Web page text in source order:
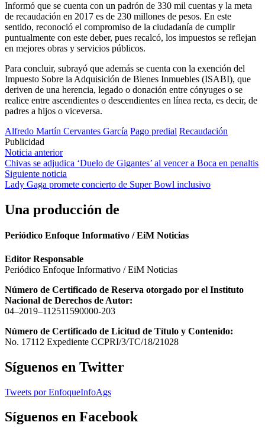
Informó que se cuenta con un padrón de 330 mil cuentas y la meta
de recaudación en 2017 es de 230 millones de pesos. En este
sentido, reconoció el compromiso de la ciudadanía de cumplir
puntualmente con este deber, pues recalcó, los impuestos se reflejan
en mejores obras y servicios públicos.
Para concluir, subrayó que además se cuenta con la exención del
Impuesto Sobre la Adquisición de Bienes Inmuebles (ISABI), que
deriven de una herencia, legado o donación entre cónyuges o se
realice entre ascendientes o descendientes en línea recta, es decir, de
padres a hijos o viceversa.
Alfredo Martín Cervantes García Pago predial Recaudación
Publicidad
Navegación
de
entradas
Noticia anterior
Chivas se adjudica ‘Duelo de Gigantes’ al vencer a Boca en penaltis
Siguiente noticia
Lady Gaga promete concierto de Super Bowl inclusivo
Una producción de
Periódico Enfoque Informativo / EiM Noticias
Editor Responsable
Periódico Enfoque Informativo / EiM Noticias
Número de Certificado de Reserva otorgado por el Instituto
Nacional de Derechos de Autor:
04–2019–112511590000-203
Número de Certificado de Licitud de Título y Contenido:
No. 17112 Expediente CCPRI/3/TC/18/21028
Síguenos en Twitter
Tweets por EnfoqueInfoAgs
Síguenos en Facebook